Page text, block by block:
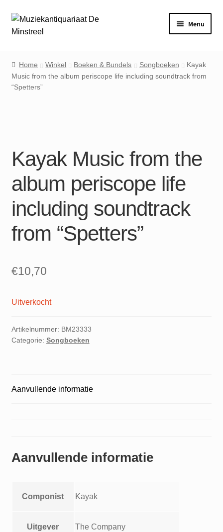
Ga
door
Ga
naar
Menu
Contact
Mijn account
Home Winkel Boeken & Bundels Songboeken
Kayak
Music from the album periscope life including soundtrack from
“Spetters”
Kayak Music from the
album periscope life
including soundtrack
from “Spetters”
€10,70
Uitverkocht
Artikelnummer: BM23333
Categorie: Songboeken
Aanvullende informatie
Aanvullende informatie
Componist Kayak
Uitgever The Company